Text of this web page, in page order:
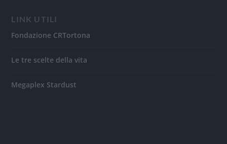
LINK UTILI
Fondazione CRTortona
Le tre scelte della vita
Megaplex Stardust